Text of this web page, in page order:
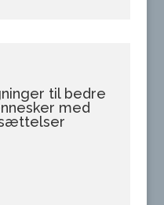
til bedre
med